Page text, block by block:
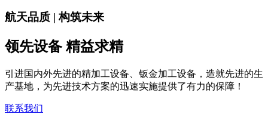
航天品质 | 构筑未来
领先设备 精益求精
引进国内外先进的精加工设备、钣金加工设备，造就先进的生
产基地，为先进技术方案的迅速实施提供了有力的保障！
联系我们